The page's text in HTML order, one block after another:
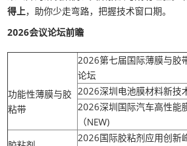
得上，助你少走弯路，把握技术窗口期。
2026会议论坛前瞻
功能性薄膜与胶
粘带
2026第七届国际薄膜与胶
论坛
2026深圳电池膜材料新技
2026深圳国际汽车高性能
（NEW)
2026国际胶粘剂应用创